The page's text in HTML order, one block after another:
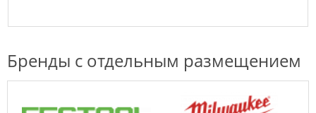
Бренды с отдельным размещением